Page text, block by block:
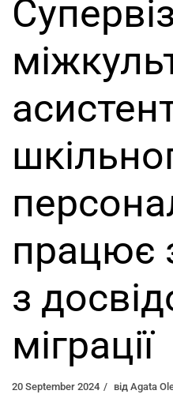
працює
з
міграції
20 September 2024 від Agata